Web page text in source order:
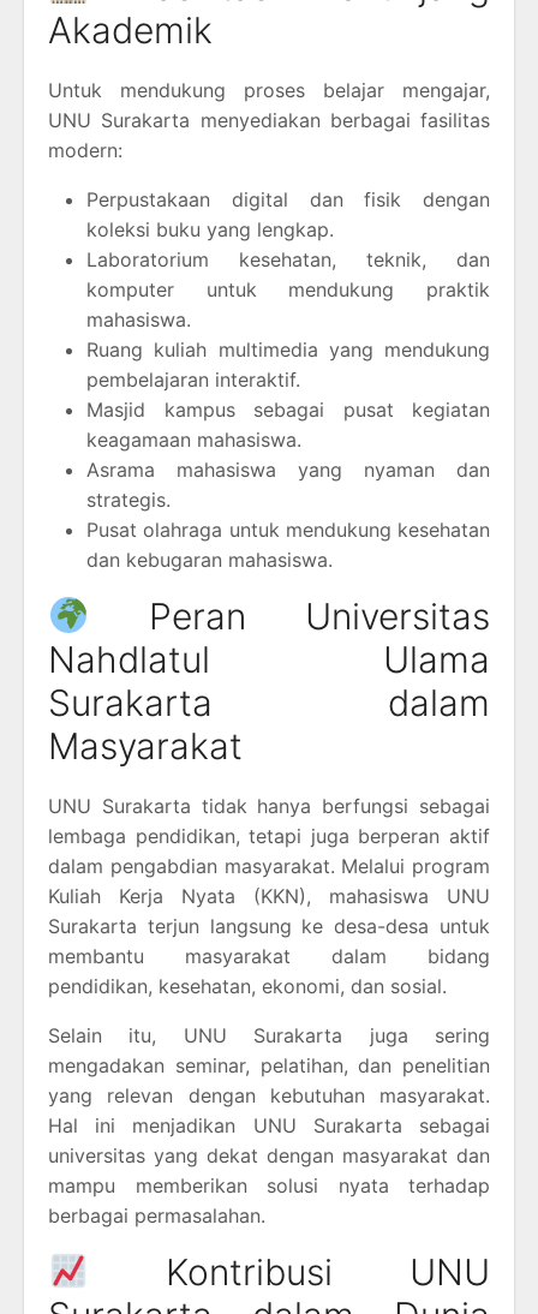
Akademik
Untuk mendukung proses belajar mengajar,
UNU Surakarta menyediakan berbagai fasilitas
modern:
Perpustakaan digital dan fisik dengan
koleksi buku yang lengkap.
Laboratorium kesehatan, teknik, dan
komputer untuk mendukung praktik
mahasiswa.
Ruang kuliah multimedia yang mendukung
pembelajaran interaktif.
Masjid kampus sebagai pusat kegiatan
keagamaan mahasiswa.
Asrama mahasiswa yang nyaman dan
strategis.
Pusat olahraga untuk mendukung kesehatan
dan kebugaran mahasiswa.
Peran Universitas
Nahdlatul Ulama
Surakarta dalam
Masyarakat
UNU Surakarta tidak hanya berfungsi sebagai
lembaga pendidikan, tetapi juga berperan aktif
dalam pengabdian masyarakat. Melalui program
Kuliah Kerja Nyata (KKN), mahasiswa UNU
Surakarta terjun langsung ke desa-desa untuk
membantu masyarakat dalam bidang
pendidikan, kesehatan, ekonomi, dan sosial.
Selain itu, UNU Surakarta juga sering
mengadakan seminar, pelatihan, dan penelitian
yang relevan dengan kebutuhan masyarakat.
Hal ini menjadikan UNU Surakarta sebagai
universitas yang dekat dengan masyarakat dan
mampu memberikan solusi nyata terhadap
berbagai permasalahan.
Kontribusi UNU